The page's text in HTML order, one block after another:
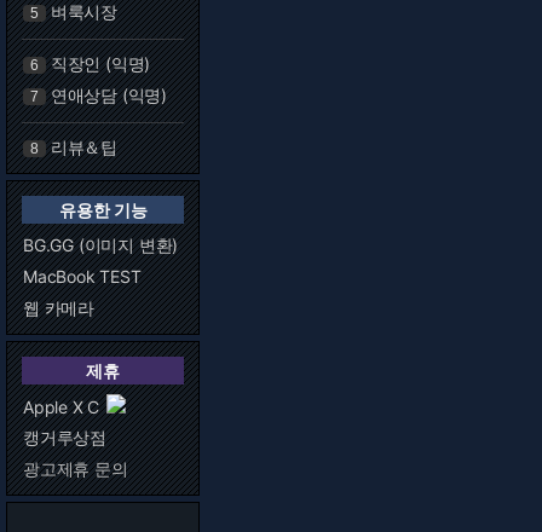
5 벼룩시장
6 직장인 (익명)
7 연애상담 (익명)
8 리뷰＆팁
유용한 기능
BG.GG (이미지 변환)
MacBook TEST
웹 카메라
제휴
Apple X C
캥거루상점
광고제휴 문의